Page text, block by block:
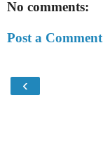
No comments:
Post a Comment
‹